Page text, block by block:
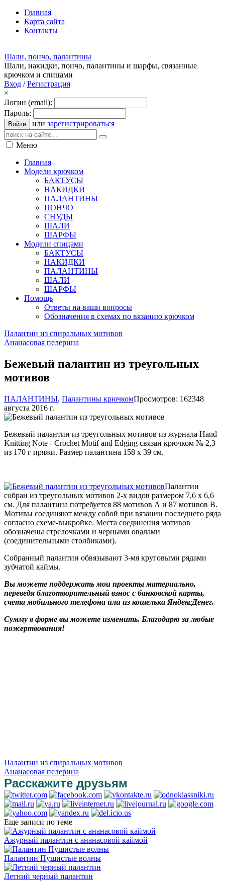
Главная
Карта сайта
Контакты
Шали, пончо, палантины
Шали, накидки, пончо, палантины и шарфы, связанные
крючком и спицами
Вход /Регистрация
×
Логин (email):
Пароль:
Войти или зарегистрироваться
Меню
Главная
Модели крючком
БАКТУСЫ
НАКИДКИ
ПАЛАНТИНЫ
ПОНЧО
СНУДЫ
ШАЛИ
ШАРФЫ
Модели спицами
БАКТУСЫ
НАКИДКИ
ПАЛАНТИНЫ
ШАЛИ
ШАРФЫ
Помощь
Ответы на ваши вопросы
Обозначения в схемах по вязанию крючком
Палантин из спиральных мотивов
Ананасовая пелерина
Бежевый палантин из треугольных
мотивов
ПАЛАНТИНЫ, Палантины крючкомПросмотров: 162348
августа 2016 г.
Бежевый палантин из треугольных мотивов из журнала Hand
Knitting Note - Crochet Motif and Edging связан крючком № 2,3
из 170 г пряжи. Размер палантина 158 х 39 см.
Палантин
собран из треугольных мотивов 2-х видов размером 7,6 х 6,6
см. Для палантина потребуется 88 мотивов А и 87 мотивов В.
Мотивы соединяют между собой при вязании последнего ряда
согласно схеме-выкройке. Места соединения мотивов
обозначены стрелочками и черными овалами
(соединительными столбиками).
Собранный палантин обвязывают 3-мя круговыми рядами
зубчатой каймы.
Вы можете поддержать мои проекты материально,
переведя благотворительный взнос с банковской карты,
счета мобильного телефона или из кошелька ЯндексДенег.
Сумму в форме вы можете изменить. Благодарю за любые
пожертвования!
Палантин из спиральных мотивов
Ананасовая пелерина
Расскажите друзьям
Еще записи по теме
Ажурный палантин с ананасовой каймой
Палантин Пушистые волны
Летний черный палантин